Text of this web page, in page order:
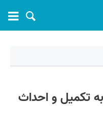
تکمیل و احداث